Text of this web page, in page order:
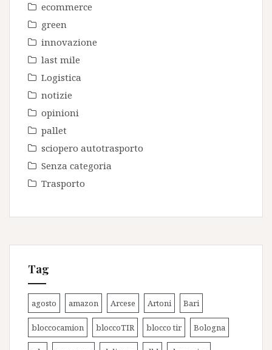
ecommerce
green
innovazione
last mile
Logistica
notizie
opinioni
pallet
sciopero autotrasporto
Senza categoria
Trasporto
Tag
agosto amazon Arcese Artoni Bari
bloccocamion bloccoTIR blocco tir Bologna